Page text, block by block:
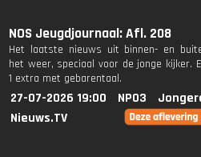
NOS Jeugdjournaal: Afl. 208
Het laatste nieuws uit binnen- en
het weer, speciaal voor de jonge kijker.
1 extra met gebarentaal.
27-07-2026 19:00 NPO3
Nieuws.TV